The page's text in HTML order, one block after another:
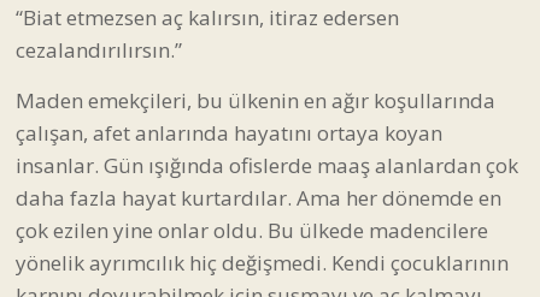
“Biat etmezsen aç kalırsın, itiraz edersen
cezalandırılırsın.”
Maden emekçileri, bu ülkenin en ağır koşullarında
çalışan, afet anlarında hayatını ortaya koyan
insanlar. Gün ışığında ofislerde maaş alanlardan çok
daha fazla hayat kurtardılar. Ama her dönemde en
çok ezilen yine onlar oldu. Bu ülkede madencilere
yönelik ayrımcılık hiç değişmedi. Kendi çocuklarının